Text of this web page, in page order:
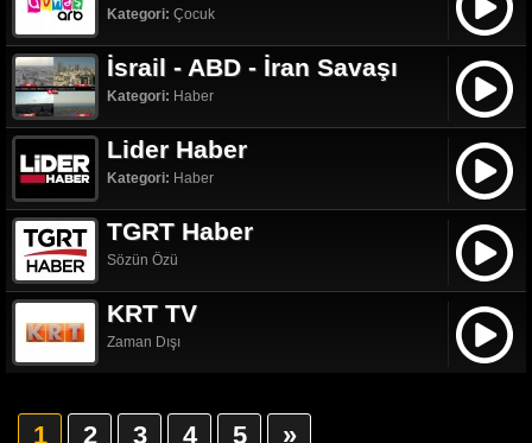
Kategori: Çocuk
İsrail - ABD - İran Savaşı
Kategori: Haber
Lider Haber
Kategori: Haber
TGRT Haber
Sözün Özü
KRT TV
Zaman Dışı
1 2 3 4 5 »